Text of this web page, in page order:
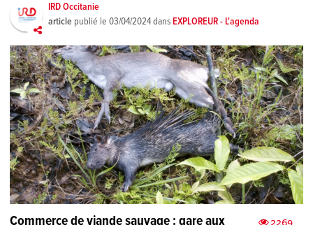
IRD Occitanie
article publié le03/04/2024dansEXPLOREUR - L'agenda